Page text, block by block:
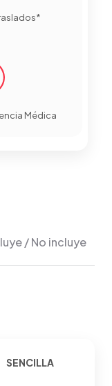
Médica
/ No incluye
SENCILLA